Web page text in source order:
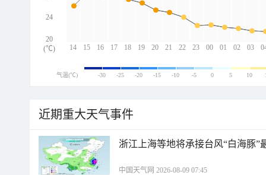
14 15 16 17 18 19 20 21 22 23 00 01 02 03
24
20
(℃)
气温(℃) -30 -25 -20 -15 -10 -5 0 5 10
近期重大天气事件
浙江上海等地将承接台风“白海豚”
中国天气网 2026-08-09 07:45